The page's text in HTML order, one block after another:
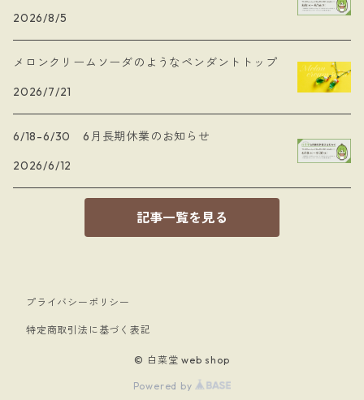
2026/8/5
メロンクリームソーダのようなペンダントトップ
2026/7/21
6/18-6/30 6月長期休業のお知らせ
2026/6/12
記事一覧を見る
プライバシーポリシー
特定商取引法に基づく表記
© 白菜堂 web shop
Powered by